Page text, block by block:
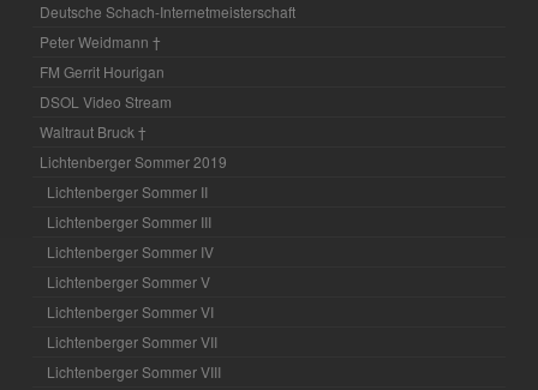
Deutsche Schach-Internetmeisterschaft
Peter Weidmann †
FM Gerrit Hourigan
DSOL Video Stream
Waltraut Bruck †
Lichtenberger Sommer 2019
Lichtenberger Sommer II
Lichtenberger Sommer III
Lichtenberger Sommer IV
Lichtenberger Sommer V
Lichtenberger Sommer VI
Lichtenberger Sommer VII
Lichtenberger Sommer VIII